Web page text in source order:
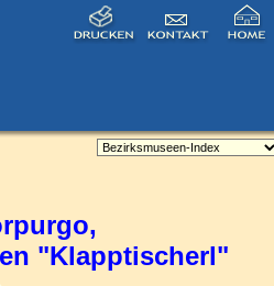
"Klapptischerl"